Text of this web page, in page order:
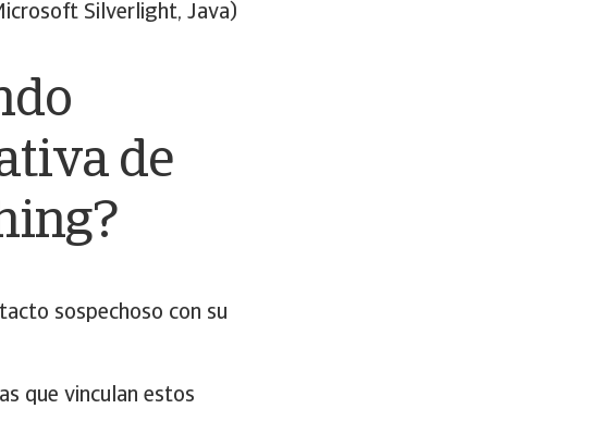
Silverlight, Java)
de
sospechoso con su
que vinculan estos